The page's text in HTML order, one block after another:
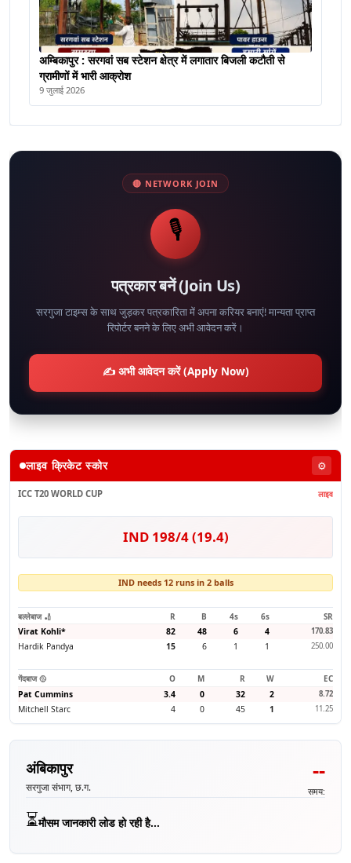
अम्बिकापुर : सरगवां सब स्टेशन क्षेत्र में लगातार बिजली कटौती से
ग्रामीणों में भारी आक्रोश
9 जुलाई 2026
🔴 NETWORK JOIN
🎙️
पत्रकार बनें (Join Us)
सरगुजा टाइम्स के साथ जुड़कर पत्रकारिता में अपना करियर बनाएं! मान्यता प्राप्त
रिपोर्टर बनने के लिए अभी आवेदन करें।
✍️ अभी आवेदन करें (Apply Now)
लाइव क्रिकेट स्कोर ⚙️
ICC T20 WORLD CUP लाइव
IND 198/4 (19.4)
IND needs 12 runs in 2 balls
बल्लेबाज 🏏 R B 4s 6s
SR
Virat Kohli* 82 48 6 4 170.83
Hardik Pandya 15 6 1 1 250.00
गेंदबाज 🥎 O M R W
EC
Pat Cummins
3.4 0 32 2 8.72
Mitchell Starc 4 0 45 1 11.25
अंबिकापुर
सरगुजा संभाग, छ.ग.
--
समय:
⏳मौसम जानकारी लोड हो रही है...